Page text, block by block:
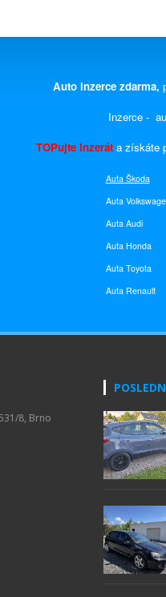
Auto Inzerce zdarma,
Inzerce -
TOPujte Inzerát a získáte
Auta Škoda
Auta
Auta Audi
Auta Honda
Auta Toyota
Auta Renault
8, Brno